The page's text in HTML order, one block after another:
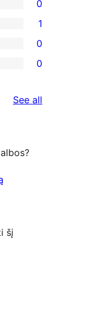
0
1
0
0
See all
šį